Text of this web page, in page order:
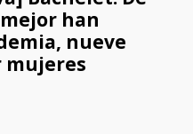
han
nueve
mujeres